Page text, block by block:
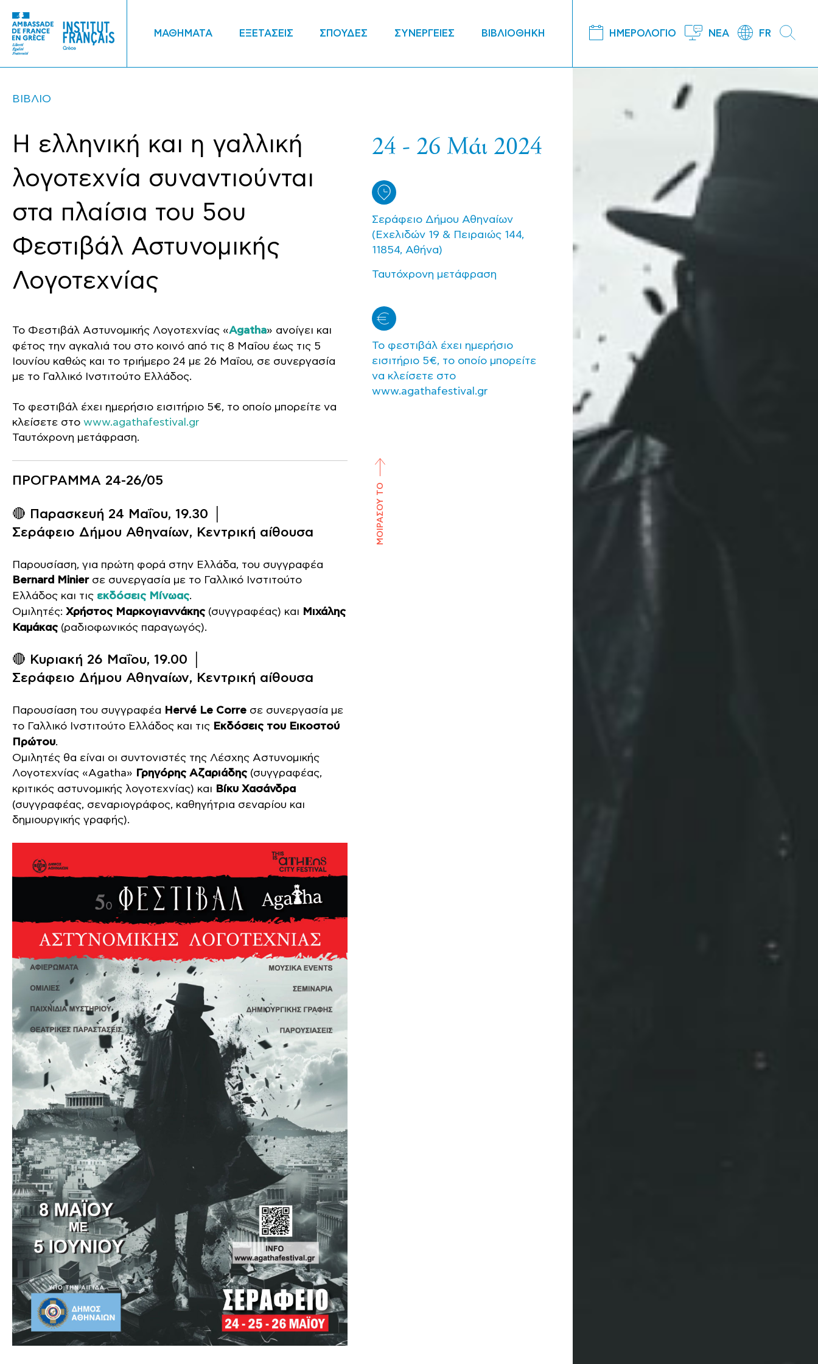
ΜΑΘΗΜΑΤΑ ΕΞΕΤΑΣΕΙΣ ΣΠΟΥΔΕΣ ΣΥΝΕΡΓΕΙΕΣ ΒΙΒΛΙΟΘΗΚΗ ΗΜΕΡΟΛΟΓΙΟ ΝΕΑ FR
ΒΙΒΛΙΟ
Η ελληνική και η γαλλική
λογοτεχνία συναντιούνται
στα πλαίσια του 5ου
Φεστιβάλ Αστυνομικής
Λογοτεχνίας
Το Φεστιβάλ Αστυνομικής Λογοτεχνίας «Agatha» ανοίγει και
φέτος την αγκαλιά του στο κοινό από τις 8 Μαΐου έως τις 5
Ιουνίου καθώς και το τριήμερο 24 με 26 Μαΐου, σε συνεργασία
με το Γαλλικό Ινστιτούτο Ελλάδος.
Το φεστιβάλ έχει ημερήσιο εισιτήριο 5€, το οποίο μπορείτε να
κλείσετε στο www.agathafestival.gr
Ταυτόχρονη μετάφραση.
ΠΡΟΓΡΑΜΜΑ 24-26/05
🔴 Παρασκευή 24 Μαΐου, 19.30 │
Σεράφειο Δήμου Αθηναίων, Κεντρική αίθουσα
Παρουσίαση, για πρώτη φορά στην Ελλάδα, του συγγραφέα
Bernard Minierσε συνεργασία με το Γαλλικό Ινστιτούτο
Ελλάδος και τις εκδόσεις Μίνωας.
Ομιλητές: Χρήστος Μαρκογιαννάκης(συγγραφέας) και Μιχάλης
Καμάκας(ραδιοφωνικός παραγωγός).
🔴 Κυριακή 26 Μαΐου, 19.00 │
Σεράφειο Δήμου Αθηναίων, Κεντρική αίθουσα
Παρουσίαση του συγγραφέα Hervé Le Corre σε συνεργασία με
το Γαλλικό Ινστιτούτο Ελλάδος και τις Εκδόσεις του Εικοστού
Πρώτου.
Ομιλητές θα είναι οι συντονιστές της Λέσχης Αστυνομικής
Λογοτεχνίας «Agatha» Γρηγόρης Αζαριάδης(συγγραφέας,
κριτικός αστυνομικής λογοτεχνίας) και Βίκυ Χασάνδρα
(συγγραφέας, σεναριογράφος, καθηγήτρια σεναρίου και
δημιουργικής γραφής).
24 - 26 Μάι 2024
Σεράφειο Δήμου Αθηναίων
(Εχελιδών 19 & Πειραιώς 144,
11854, Αθήνα)
Ταυτόχρονη μετάφραση
Το φεστιβάλ έχει ημερήσιο
εισιτήριο 5€, το οποίο μπορείτε
να κλείσετε στο
www.agathafestival.gr
ΜΟΙΡΑΣΟΥ ΤΟ